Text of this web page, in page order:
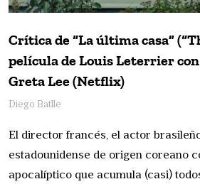
Crítica de “La última casa”
película de Louis Leterrier
Greta Lee (Netflix)
Diego Batlle
El director francés, el actor
estadounidense de origen coreano
apocalíptico que acumula (casi)